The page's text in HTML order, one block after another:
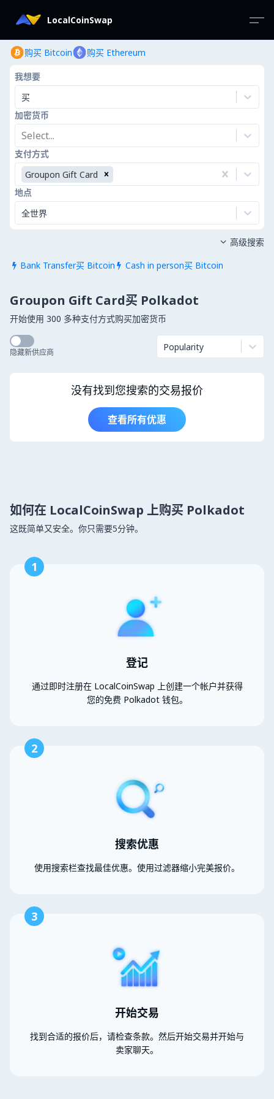
LocalCoinSwap
购买 Bitcoin 购买 Ethereum
我想要
买
加密货币
Select...
支付方式
Groupon Gift Card
地点
全世界
 Bank Transfer买 Bitcoin  Cash in person买 Bitcoin
 高级搜索
Groupon Gift Card买 Polkadot
开始使用 300 多种支付方式购买加密货币
隐藏新供应商 Popularity
没有找到您搜索的交易报价
查看所有优惠
如何在 LocalCoinSwap 上购买 Polkadot
这既简单又安全。你只需要5分钟。
1
登记
通过即时注册在 LocalCoinSwap 上创建一个帐户并获得
您的免费 Polkadot 钱包。
2
搜索优惠
使用搜索栏查找最佳优惠。使用过滤器缩小完美报价。
3
开始交易
找到合适的报价后，请检查条款。然后开始交易并开始与
卖家聊天。